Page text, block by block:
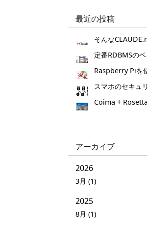
最近の投稿
そんな
スマホのセキュ
アーカイブ
2026
3月 (1)
2025
8月 (1)